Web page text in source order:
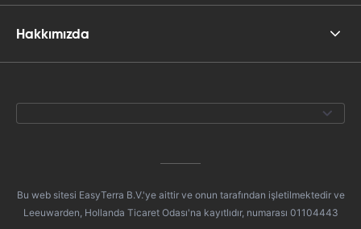
Hakkımızda
Bu web sitesi EasyTerra B.V.'ye aittir ve onun tarafından işletilmektedir ve
Leeuwarden, Hollanda Ticaret Odası'na kayıtlıdır, numarası 01104443